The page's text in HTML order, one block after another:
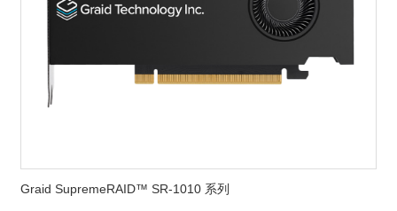
Graid SupremeRAID™ SR-1010 系列